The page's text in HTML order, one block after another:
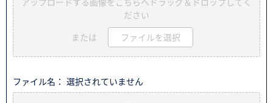
ださい
または ファイルを選択
ファイル名： 選択されていません